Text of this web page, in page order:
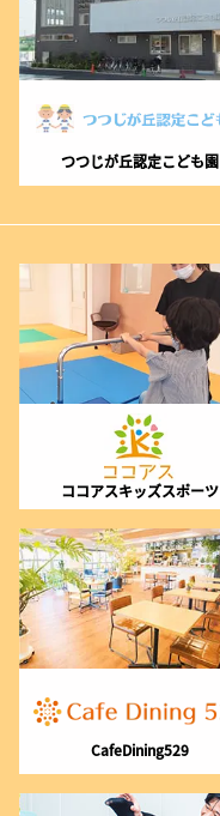
つつじが丘認定こども園
ココアスキッズスポーツ
CafeDining529